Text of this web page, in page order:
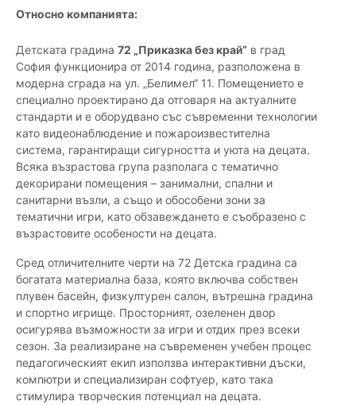
Относно компанията:
Детската градина 72 „Приказка без край“ в град
София функционира от 2014 година, разположена в
модерна сграда на ул. „Белимел“ 11. Помещението е
специално проектирано да отговаря на актуалните
стандарти и е оборудвано със съвременни технологии
като видеонаблюдение и пожароизвестителна
система, гарантиращи сигурността и уюта на децата.
Всяка възрастова група разполага с тематично
декорирани помещения – занимални, спални и
санитарни възли, а също и обособени зони за
тематични игри, като обзавеждането е съобразено с
възрастовите особености на децата.
Сред отличителните черти на 72 Детска градина са
богатата материална база, която включва собствен
плувен басейн, физкултурен салон, вътрешна градина
и спортно игрище. Просторният, озеленен двор
осигурява възможности за игри и отдих през всеки
сезон. За реализиране на съвременен учебен процес
педагогическият екип използва интерактивни дъски,
компютри и специализиран софтуер, като така
стимулира творческия потенциал на децата.